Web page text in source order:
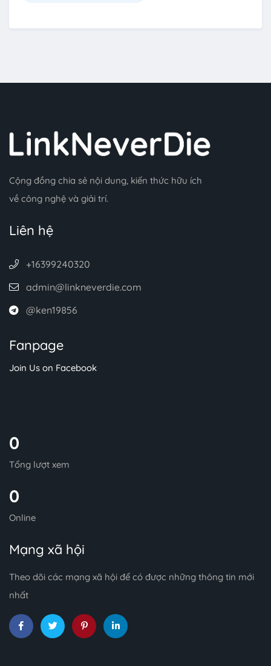
Cộng đồng chia sẻ nội dung, kiến thức hữu ích
về công nghệ và giải trí.
Liên hệ
+16399240320
admin@linkneverdie.com
@ken19856
Fanpage
Join Us on Facebook
0
Tổng lượt xem
0
Online
Mạng xã hội
Theo dõi các mạng xã hội để có được những thông tin mới
nhất